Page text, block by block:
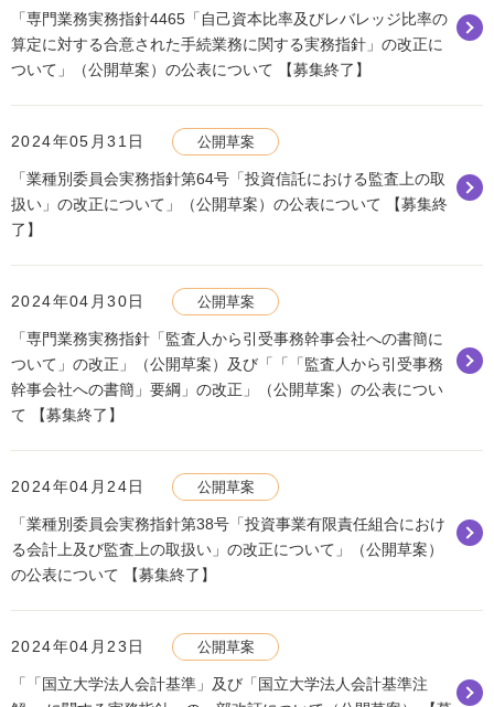
「専門業務実務指針4465「自己資本比率及びレバレッジ比率の
算定に対する合意された手続業務に関する実務指針」の改正に
ついて」（公開草案）の公表について 【募集終了】
2024年05月31日 公開草案
「業種別委員会実務指針第64号「投資信託における監査上の取
扱い」の改正について」（公開草案）の公表について 【募集終
了】
2024年04月30日 公開草案
「専門業務実務指針「監査人から引受事務幹事会社への書簡に
ついて」の改正」（公開草案）及び「「「監査人から引受事務
幹事会社への書簡」要綱」の改正」（公開草案）の公表につい
て 【募集終了】
2024年04月24日 公開草案
「業種別委員会実務指針第38号「投資事業有限責任組合におけ
る会計上及び監査上の取扱い」の改正について」（公開草案）
の公表について 【募集終了】
2024年04月23日 公開草案
「「国立大学法人会計基準」及び「国立大学法人会計基準注